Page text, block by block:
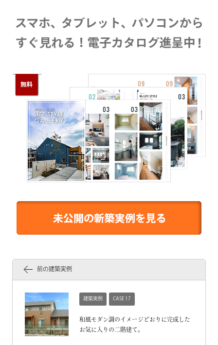
前の建築実例
建築実例 CASE 17
和風モダン調のイメージどおりに完成した
お気に入りの二階建て。